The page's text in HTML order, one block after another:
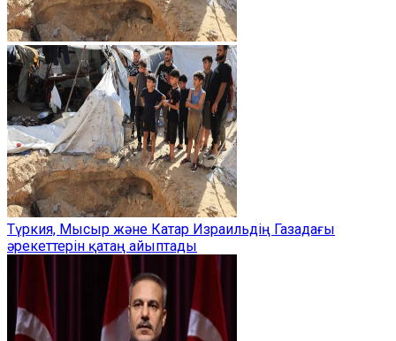
Түркия, Мысыр және Катар Израильдің Газадағы
әрекеттерін қатаң айыптады